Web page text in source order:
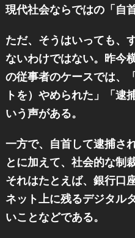
現代社会ならではの「自
ただ、そうはいっても、
ないわけではない。昨今
の従事者のケースでは、
トを）やめられた」「逮
いう声がある。
一方で、自首して逮捕さ
とに加えて、社会的な制
それはたとえば、銀行口
ネット上に残るデジタル
いことなどである。